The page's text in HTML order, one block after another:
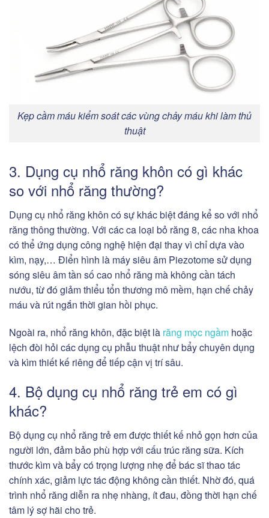
Kẹp cầm máu kiểm soát các vùng chảy máu khi làm thủ
thuật
3. Dụng cụ nhổ răng khôn có gì khác
so với nhổ răng thường?
Dụng cụ nhổ răng khôn có sự khác biệt đáng kể so với nhổ
răng thông thường. Với các ca loại bỏ răng 8, các nha khoa
có thể ứng dụng công nghệ hiện đại thay vì chỉ dựa vào
kìm, nạy,… Điển hình là máy siêu âm Piezotome sử dụng
sóng siêu âm tần số cao nhổ răng mà không cần tách
nướu, từ đó giảm thiểu tổn thương mô mềm, hạn chế chảy
máu và rút ngắn thời gian hồi phục.
Ngoài ra, nhổ răng khôn, đặc biệt là răng mọc ngầm hoặc
lệch đòi hỏi các dụng cụ phẫu thuật như bẩy chuyên dụng
và kìm thiết kế riêng để tiếp cận vị trí sâu.
4. Bộ dụng cụ nhổ răng trẻ em có gì
khác?
Bộ dụng cụ nhổ răng trẻ em được thiết kế nhỏ gọn hơn của
người lớn, đảm bảo phù hợp với cấu trúc răng sữa. Kích
thước kìm và bẩy có trọng lượng nhẹ để bác sĩ thao tác
chính xác, giảm lực tác động không cần thiết. Nhờ đó, quá
trình nhổ răng diễn ra nhẹ nhàng, ít đau, đồng thời hạn chế
tâm lý sợ hãi cho trẻ.